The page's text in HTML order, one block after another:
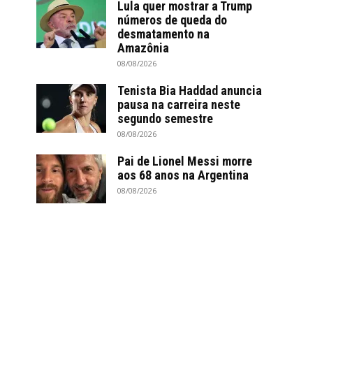
Lula quer mostrar a Trump
números de queda do
desmatamento na
Amazônia
08/08/2026
Tenista Bia Haddad anuncia
pausa na carreira neste
segundo semestre
08/08/2026
Pai de Lionel Messi morre
aos 68 anos na Argentina
08/08/2026